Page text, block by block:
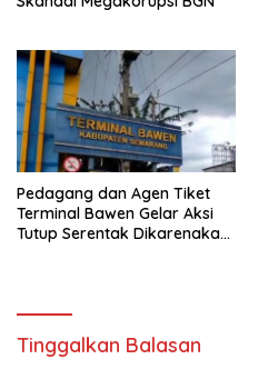
Pedagang dan Agen Tiket
Terminal Bawen Gelar Aksi
Tutup Serentak Dikarenakan
Ambarawa
Tinggalkan Balasan